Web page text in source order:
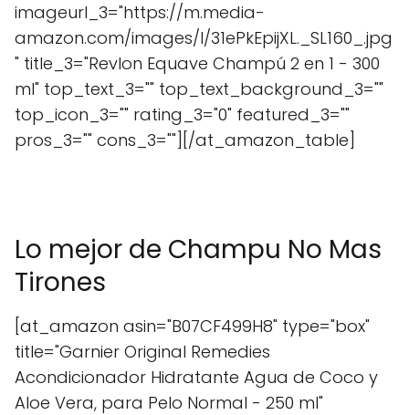
imageurl_3="https://m.media-
amazon.com/images/I/31ePkEpijXL._SL160_.jpg
" title_3="Revlon Equave Champú 2 en 1 - 300
ml" top_text_3="" top_text_background_3=""
top_icon_3="" rating_3="0" featured_3=""
pros_3="" cons_3=""][/at_amazon_table]
Lo mejor de Champu No Mas
Tirones
[at_amazon asin="B07CF499H8" type="box"
title="Garnier Original Remedies
Acondicionador Hidratante Agua de Coco y
Aloe Vera, para Pelo Normal - 250 ml"